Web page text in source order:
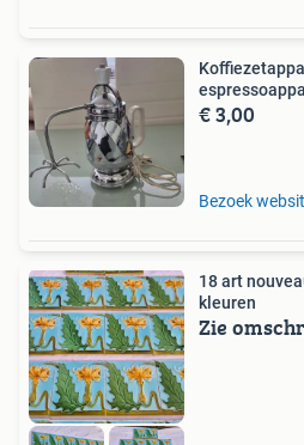
€ 3,00
Bezoek
18 art
kleuren
Zie